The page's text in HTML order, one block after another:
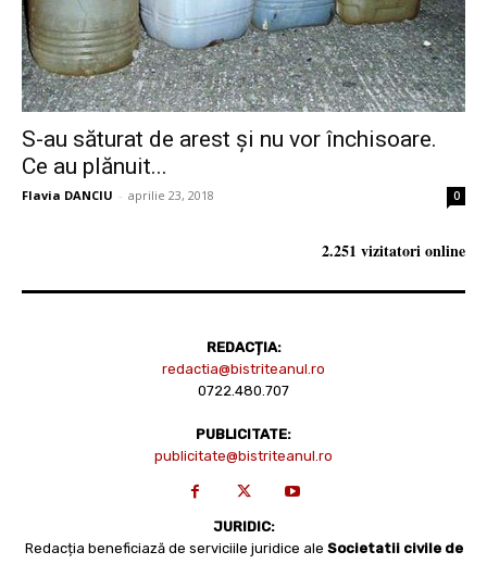
S-au săturat de arest și nu vor închisoare.
Ce au plănuit...
Flavia DANCIU - aprilie 23, 2018 0
2.251 vizitatori online
REDACȚIA:
redactia@bistriteanul.ro
0722.480.707
PUBLICITATE:
publicitate@bistriteanul.ro
JURIDIC:
Redacția beneficiază de serviciile juridice ale Societatii civile de